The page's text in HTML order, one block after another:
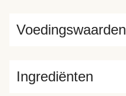
Ingrediënten
Voedingswaarden